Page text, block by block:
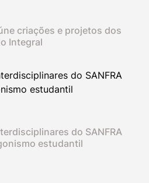
criações e projetos dos
Integral
do SANFRA
estudantil